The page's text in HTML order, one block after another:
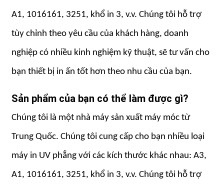
A1, 1016161, 3251, khổ in 3, v.v. Chúng tôi hỗ trợ
tùy chỉnh theo yêu cầu của khách hàng, doanh
nghiệp có nhiều kinh nghiệm kỹ thuật, sẽ tư vấn cho
bạn thiết bị in ấn tốt hơn theo nhu cầu của bạn.
Sản phẩm của bạn có thể làm được gì?
Chúng tôi là một nhà máy sản xuất máy móc từ
Trung Quốc. Chúng tôi cung cấp cho bạn nhiều loại
máy in UV phẳng với các kích thước khác nhau: A3,
A1, 1016161, 3251, khổ in 3, v.v. Chúng tôi hỗ trợ